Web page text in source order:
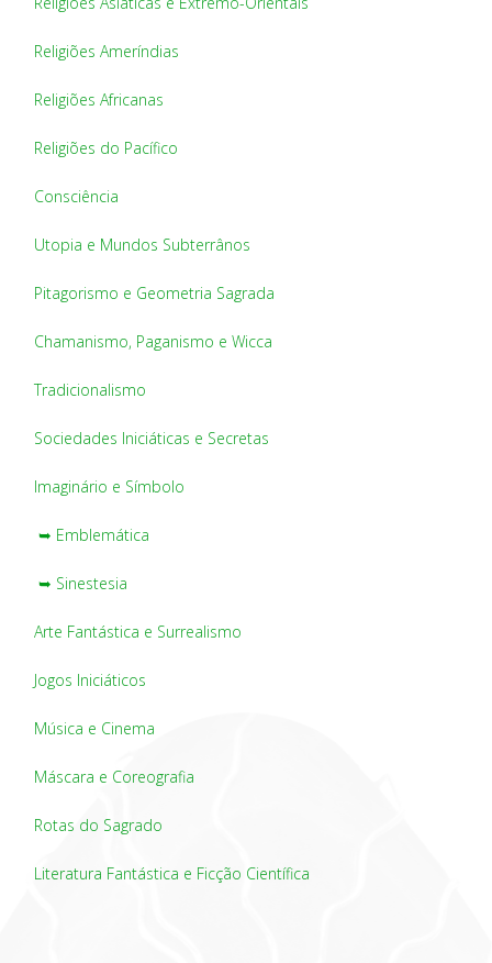
Religiões Ameríndias
Religiões Africanas
Religiões do Pacífico
Consciência
Utopia e Mundos Subterrânos
Pitagorismo e Geometria Sagrada
Chamanismo, Paganismo e Wicca
Tradicionalismo
Sociedades Iniciáticas e Secretas
Imaginário e Símbolo
➥ Emblemática
➥ Sinestesia
Arte Fantástica e Surrealismo
Jogos Iniciáticos
Música e Cinema
Máscara e Coreografia
Rotas do Sagrado
Literatura Fantástica e Ficção Científica